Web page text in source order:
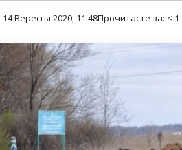
14 Вересня 2020, 11:48Прочитаєте за: < 1